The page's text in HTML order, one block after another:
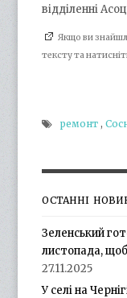
відділенні
Якщо ви
тексту та
ремонт ,
ОСТАННІ
Зеленський
листопада,
27.11.2025
У селі на